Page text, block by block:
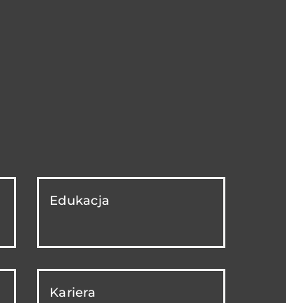
Edukacja
Kariera